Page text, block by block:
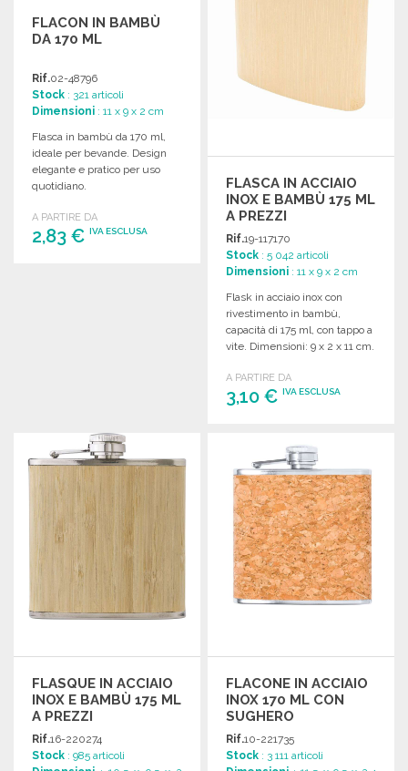
FLACON IN BAMBÙ
DA 170 ML
Rif.02-48796
Stock : 321 articoli
Dimensioni : 11 x 9 x 2 cm
Flasca in bambù da 170 ml,
ideale per bevande. Design
elegante e pratico per uso
quotidiano.
A PARTIRE DA
2,83 € IVA ESCLUSA
FLASCA IN ACCIAIO
INOX E BAMBÙ 175 ML
A PREZZI
ALL'INGROSSO
Rif.19-117170
Stock : 5 042 articoli
Dimensioni : 11 x 9 x 2 cm
Flask in acciaio inox con
rivestimento in bambù,
capacità di 175 ml, con tappo a
vite. Dimensioni: 9 x 2 x 11 cm.
A PARTIRE DA
3,10 € IVA ESCLUSA
Richiedi un preventivo
FLASQUE IN ACCIAIO
INOX E BAMBÙ 175 ML
A PREZZI
ALL'INGROSSO
Rif.16-220274
Stock : 985 articoli
FLACONE IN ACCIAIO
INOX 170 ML CON
SUGHERO
Rif.10-221735
Stock : 3 111 articoli